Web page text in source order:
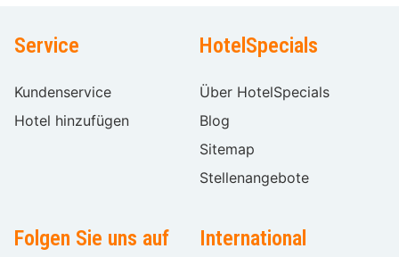
Service
Kundenservice
Hotel hinzufügen
HotelSpecials
Über HotelSpecials
Blog
Sitemap
Stellenangebote
Folgen Sie uns auf International